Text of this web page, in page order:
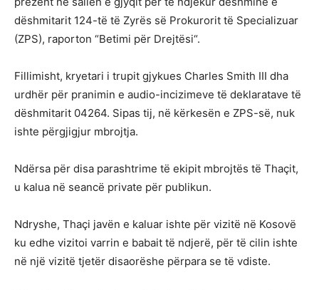
dëshmitarit 124-të të Zyrës së Prokurorit të Specializuar
(ZPS), raporton “Betimi për Drejtësi“.
Fillimisht, kryetari i trupit gjykues Charles Smith III dha
urdhër për pranimin e audio-incizimeve të deklaratave të
dëshmitarit 04264. Sipas tij, në kërkesën e ZPS-së, nuk
ishte përgjigjur mbrojtja.
Ndërsa për disa parashtrime të ekipit mbrojtës të Thaçit,
u kalua në seancë private për publikun.
Ndryshe, Thaçi javën e kaluar ishte për vizitë në Kosovë
ku edhe vizitoi varrin e babait të ndjerë, për të cilin ishte
në një vizitë tjetër disaorëshe përpara se të vdiste.